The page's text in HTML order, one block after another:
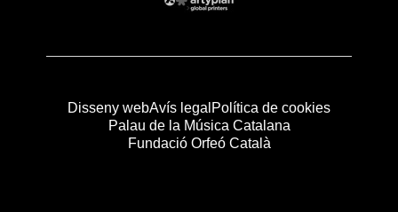
Disseny webAvís legal Política de cookies
Palau de la Música Catalana
Fundació Orfeó Català